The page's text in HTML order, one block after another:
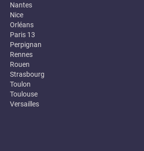
Nantes
Nice
Orléans
Paris 13
Perpignan
Rennes
Rouen
Strasbourg
Toulon
Toulouse
Versailles